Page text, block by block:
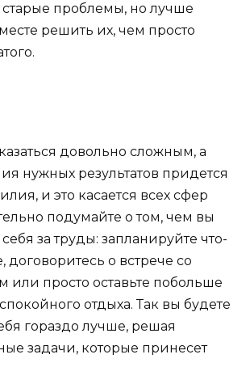
старые проблемы, но лучше
решить их, чем просто
довольно сложным, а
нужных результатов придется
и это касается всех сфер
подумайте о том, чем вы
за труды: запланируйте что-
договоритесь о встрече со
или просто оставьте побольше
отдыха. Так вы будете
гораздо лучше, решая
задачи, которые принесет